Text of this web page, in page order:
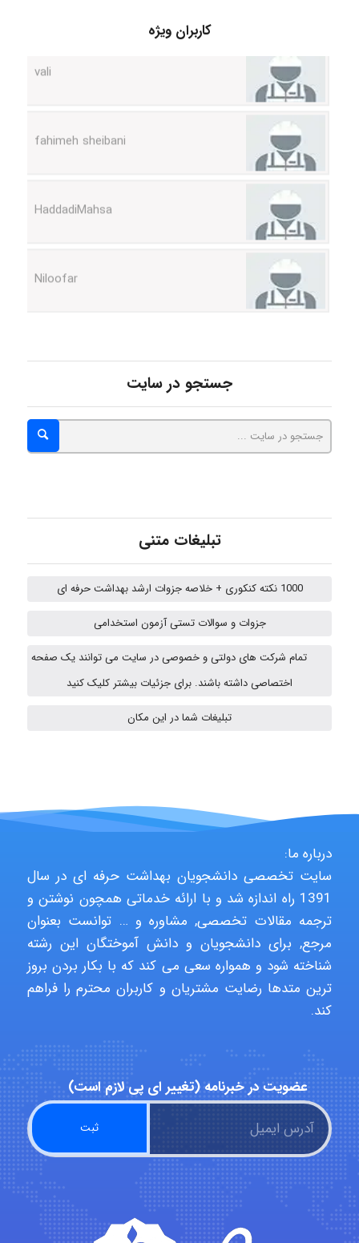
کاربران ویژه
fahimeh sheibani
HaddadiMahsa
Niloofar
malekf
abolfazlkoshehe
abolfazlkoshehe
جستجو در سایت
تبلیغات متنی
1000 نکته کنکوری + خلاصه جزوات ارشد بهداشت حرفه ای
جزوات و سوالات تستی آزمون استخدامی
تمام شرکت های دولتی و خصوصی در سایت می توانند یک صفحه
اختصاصی داشته باشند. برای جزئیات بیشتر کلیک کنید
تبلیغات شما در این مکان
درباره ما:
سایت تخصصی دانشجویان بهداشت حرفه ای در سال
1391 راه اندازه شد و با ارائه خدماتی همچون نوشتن و
ترجمه مقالات تخصصی, مشاوره و … توانست بعنوان
مرجع, برای دانشجویان و دانش آموختگان این رشته
شناخته شود و همواره سعی می کند که با بکار بردن بروز
ترین متدها رضایت مشتریان و کاربران محترم را فراهم
کند.
عضویت در خبرنامه (تغییر ای پی لازم است)